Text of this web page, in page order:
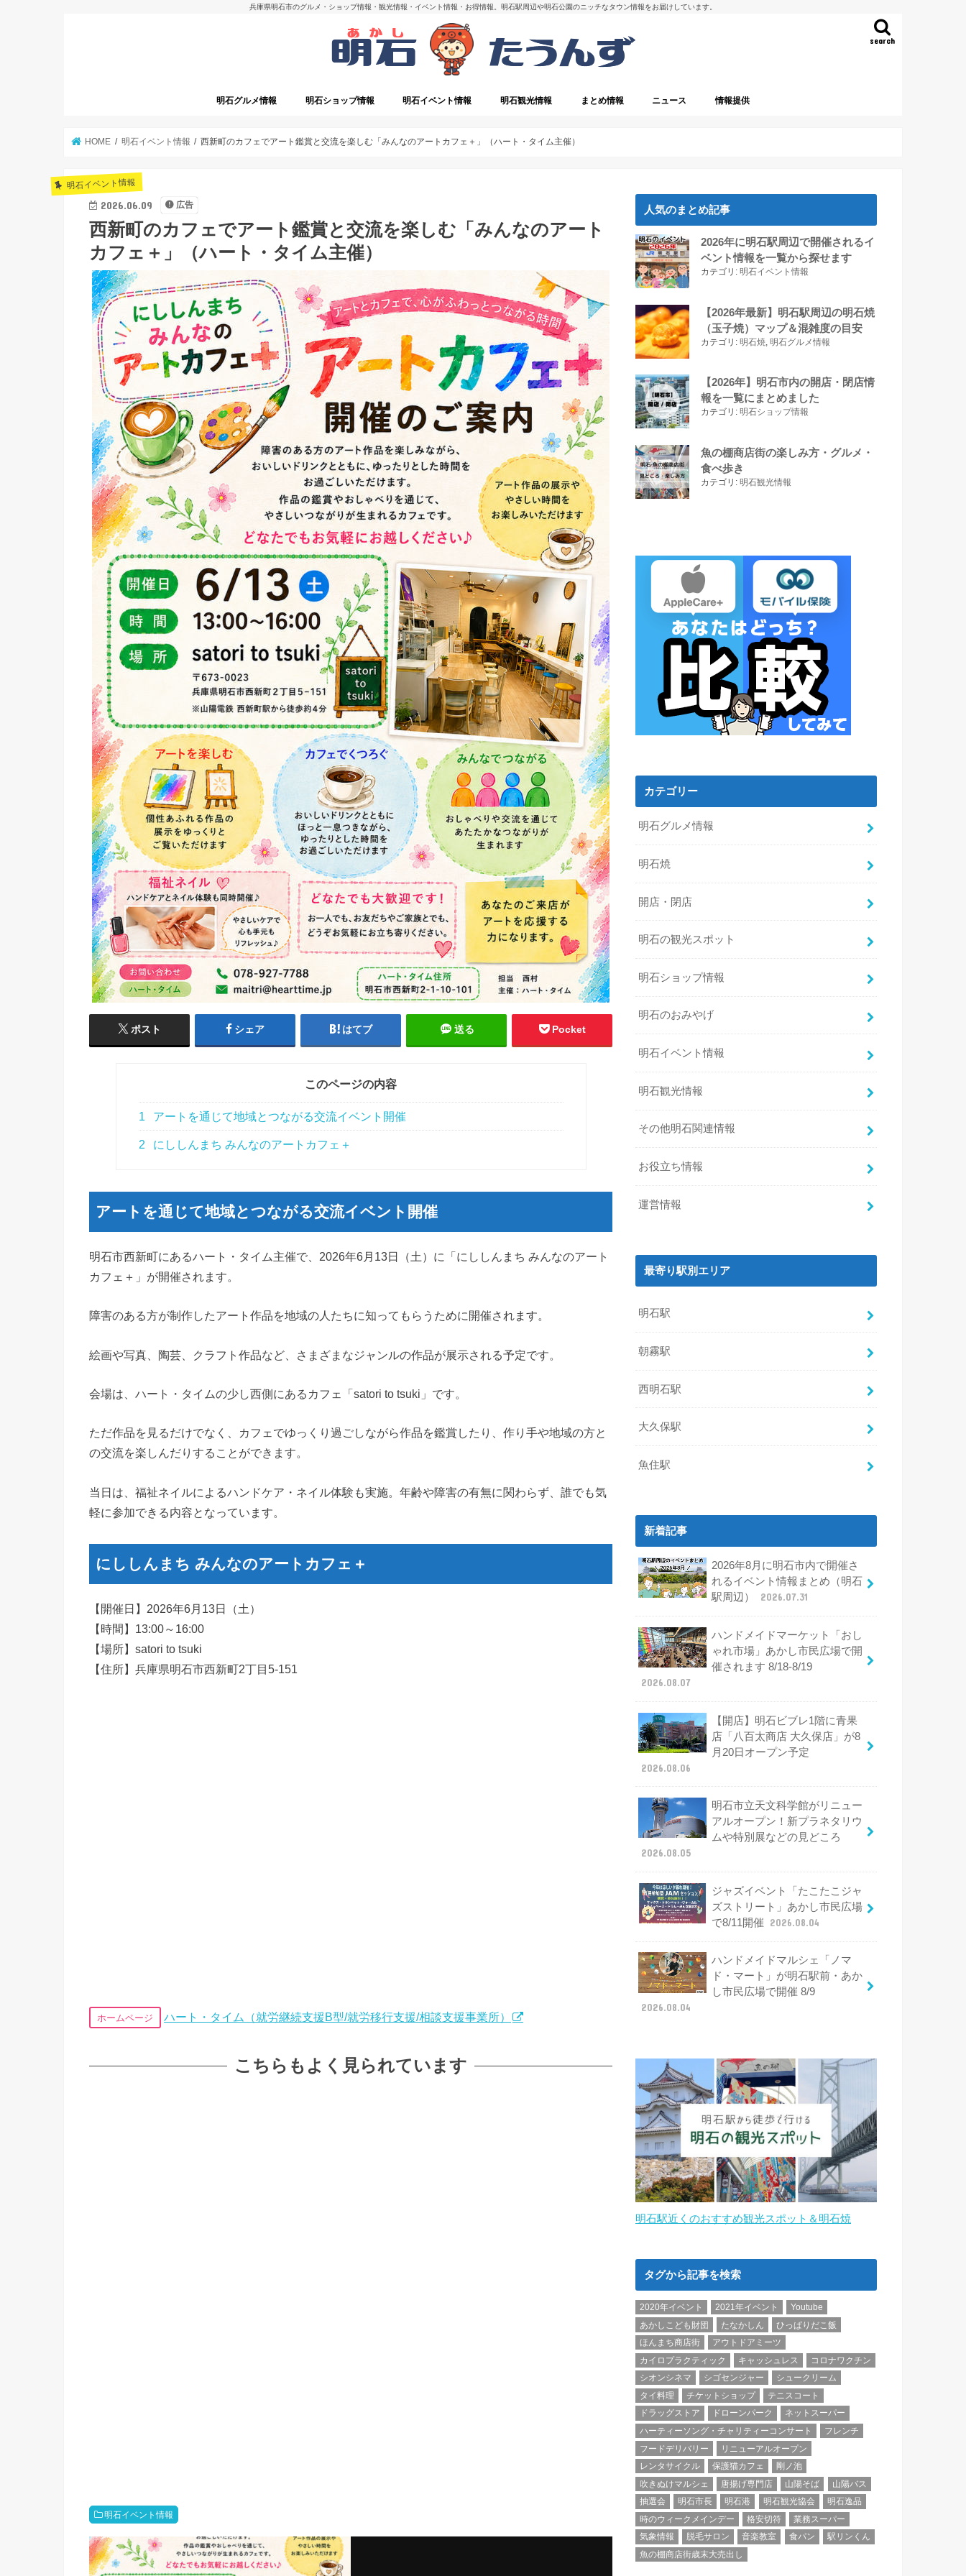
兵庫県明石市のグルメ・ショップ情報・観光情報・イベント情報・お得情報。明石駅周辺や明石公園のニッチなタウン情報をお届けしています。
search
明石グルメ情報 明石ショップ情報 明石イベント情報 明石観光情報 まとめ情報 ニュース 情報提供
HOME 明石イベント情報 西新町のカフェでアート鑑賞と交流を楽しむ「みんなのアートカフェ＋」（ハート・タイム主催）
明石イベント情報
2026.06.09 広告
西新町のカフェでアート鑑賞と交流を楽しむ「みんなのアート
カフェ＋」（ハート・タイム主催）
ポスト シェア はてブ 送る Pocket
このページの内容
1 アートを通じて地域とつながる交流イベント開催
2 にししんまち みんなのアートカフェ＋
アートを通じて地域とつながる交流イベント開催
明石市西新町にあるハート・タイム主催で、2026年6月13日（土）に「にししんまち みんなのアート
カフェ＋」が開催されます。
障害のある方が制作したアート作品を地域の人たちに知ってもらうために開催されます。
絵画や写真、陶芸、クラフト作品など、さまざまなジャンルの作品が展示される予定です。
会場は、ハート・タイムの少し西側にあるカフェ「satori to tsuki」です。
ただ作品を見るだけでなく、カフェでゆっくり過ごしながら作品を鑑賞したり、作り手や地域の方と
の交流を楽しんだりすることができます。
当日は、福祉ネイルによるハンドケア・ネイル体験も実施。年齢や障害の有無に関わらず、誰でも気
軽に参加できる内容となっています。
にししんまち みんなのアートカフェ＋
【開催日】2026年6月13日（土）
【時間】13:00～16:00
【場所】satori to tsuki
【住所】兵庫県明石市西新町2丁目5-151
ホームページ ハート・タイム（就労継続支援B型/就労移行支援/相談支援事業所）
こちらもよく見られています
明石イベント情報
人気のまとめ記事
2026年に明石駅周辺で開催されるイ
ベント情報を一覧から探せます
カテゴリ: 明石イベント情報
【2026年最新】明石駅周辺の明石焼
（玉子焼）マップ＆混雑度の目安
カテゴリ: 明石焼 明石グルメ情報
【2026年】明石市内の開店・閉店情
報を一覧にまとめました
カテゴリ: 明石ショップ情報
魚の棚商店街の楽しみ方・グルメ・
食べ歩き
カテゴリ: 明石観光情報
カテゴリー
明石グルメ情報
明石焼
開店・閉店
明石の観光スポット
明石ショップ情報
明石のおみやげ
明石イベント情報
明石観光情報
その他明石関連情報
お役立ち情報
運営情報
最寄り駅別エリア
明石駅
朝霧駅
西明石駅
大久保駅
魚住駅
新着記事
2026年8月に明石市内で開催さ
れるイベント情報まとめ（明石
駅周辺）
2026.07.31
ハンドメイドマーケット「おし
ゃれ市場」あかし市民広場で開
催されます 8/18-8/19
2026.08.07
【開店】明石ビブレ1階に青果
店「八百太商店 大久保店」が8
月20日オープン予定
2026.08.06
明石市立天文科学館がリニュー
アルオープン！新プラネタリウ
ムや特別展などの見どころ
2026.08.05
ジャズイベント「たこたこジャ
ズストリート」あかし市民広場
で8/11開催
2026.08.04
ハンドメイドマルシェ「ノマ
ド・マート」が明石駅前・あか
し市民広場で開催 8/9
2026.08.04
明石駅近くのおすすめ観光スポット＆明石焼
タグから記事を検索
2020年イベント 2021年イベント
Youtube
あかしこども財団
たなかしん
ひっぱりだこ飯
ほんまち商店街
アウトドアミーツ
カイロプラクティック
キャッシュレス
コロナワクチン
シオンシネマ
シゴセンジャー
シュークリーム
タイ料理
チケットショップ
テニスコート
ドラッグストア
ドローンパーク
ネットスーパー
ハーティーソング・チャリティーコンサート
フレンチ
フードデリバリー
リニューアルオープン
レンタサイクル
保護猫カフェ
剛ノ池
吹きぬけマルシェ
唐揚げ専門店 山陽そば
山陽バス
抽選会
明石市長 明石港 明石観光協会
明石逸品
時のウィークメインデー
格安切符
業務スーパー
気象情報
脱毛サロン 音楽教室 食パン
駅リンくん
魚の棚商店街歳末大売出し